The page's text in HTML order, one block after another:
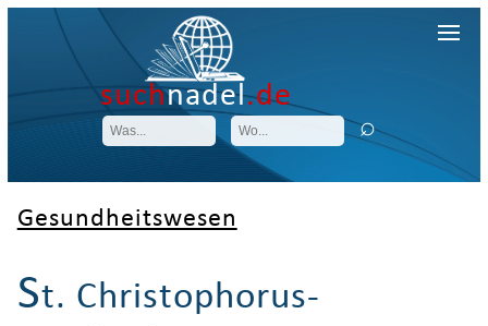
suchnadel.de
Gesundheitswesen
St. Christophorus-